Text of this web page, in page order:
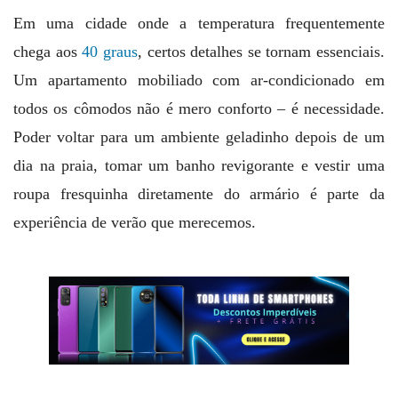
Em uma cidade onde a temperatura frequentemente
chega aos40 graus, certos detalhes se tornam essenciais.
Um apartamento mobiliado com ar-condicionado em
todos os cômodos não é mero conforto – é necessidade.
Poder voltar para um ambiente geladinho depois de um
dia na praia, tomar um banho revigorante e vestir uma
roupa fresquinha diretamente do armário é parte da
experiência de verão que merecemos.